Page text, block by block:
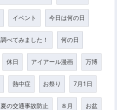
イベント 今日は何の日
調べてみました！ 何の日
休日 アイアール漫画 万博
熱中症 お祭り 7月1日
夏の交通事故防止 ８月 お盆